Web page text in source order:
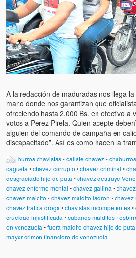
A la redacción de maduradas nos llega
mano donde nos garantizan que
ofreciendo hasta 2.000 Bs. en efectivo a
votos a Perez Pirela. Quien acepte
alguien del comando de campaña en
discapacitado”. Así es como hacen la
burros chavistas•callate chavez•chaburros
cagueta •chavez corrupto •chavez criminal •
desgraciado hijo de puta •chavez destruye
chavez enfermo mental •chavez gallina •
chavez maldito •chavez maldito ladron •chavez
chavez trafica droga •chavistas incompetentes•
crueldad injustificada •cubanos malditos•
en venezuela •fuera maldito chavez hijo de puta
mayor crimen financiero de venezuela